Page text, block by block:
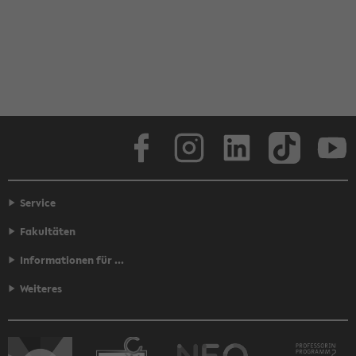
Face­book
Service
Fakultäten
Informationen für ...
Weiteres